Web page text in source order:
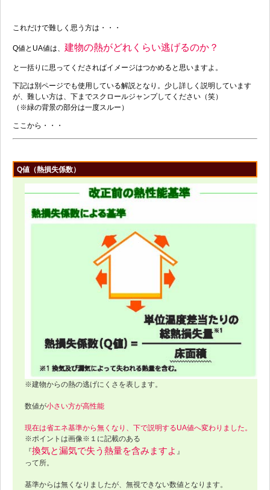
これだけで難しく思う方は・・・
Q値とUA値は、 建物の熱がどれくらい逃げるのか？
と一括りに思ってくださればイメージはつかめると思いますよ。
下記は別ページでも使用している解説となり。少し詳しく説明しています
が、難しい方は、下までスクロールジャンプしてください（笑）
（※緑の背景の部分は一度スルー）
ここから・・・
Q値（熱損失係数）
※建物からの熱の逃げにくさを表します。
数値が小さい方が高性能
現在は省エネ基準から無くなり、下で説明するUA値へ変わりました。
※ポイントは画像※１に記載のある
『換気と漏気で失う熱量を含みますよ 』
って所。
基準からは無くなりましたが、無視できない数値となります。